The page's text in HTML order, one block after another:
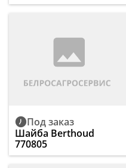
Под заказ
Шайба Berthoud
770805